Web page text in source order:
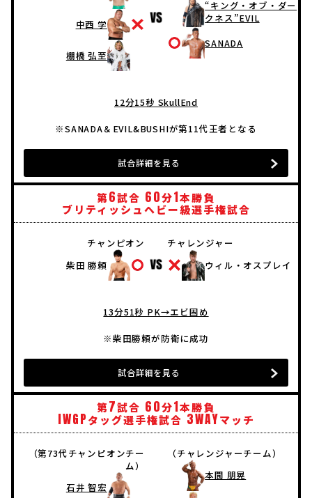
中西 学
棚橋 弘至
“キング・オブ・ダー
クネス”EVIL
SANADA
12分15秒 SkullEnd
※SANADA＆EVIL&BUSHIが第11代王者となる
試合詳細を見る
第6試合 60分1本勝負
ブリティッシュヘビー級選手権試合
チャンピオン
柴田 勝頼
チャレンジャー
ウィル・オスプレイ
13分51秒 PK→エビ固め
※柴田勝頼が防衛に成功
試合詳細を見る
第7試合 60分1本勝負
IWGPタッグ選手権試合 3WAYマッチ
（第73代チャンピオンチー
ム）
石井 智宏
（チャレンジャーチーム）
本間 朋晃